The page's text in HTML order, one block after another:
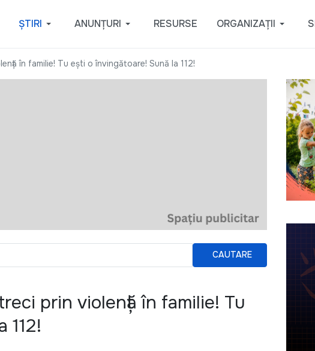
ȘTIRI ANUNȚURI RESURSE ORGANIZAȚII
în familie! Tu ești o învingătoare! Sună la 112!
CAUTARE
prin violență în familie! Tu
112!